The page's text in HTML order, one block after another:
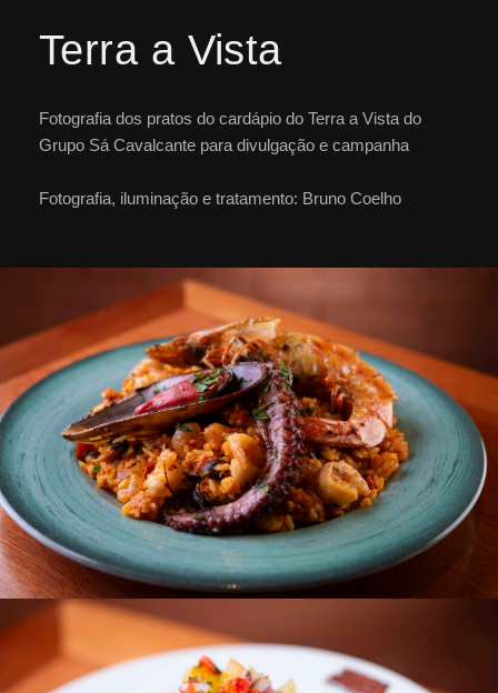
Terra a Vista
Fotografia dos pratos do cardápio do Terra a Vista do
Grupo Sá Cavalcante para divulgação e campanha
Fotografia, iluminação e tratamento: Bruno Coelho